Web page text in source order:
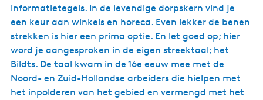
informatietegels. In de levendige dorpskern vind je
een keur aan winkels en horeca. Even lekker de benen
strekken is hier een prima optie. En let goed op; hier
word je aangesproken in de eigen streektaal; het
Bildts. De taal kwam in de 16e eeuw mee met de
Noord- en Zuid-Hollandse arbeiders die hielpen met
het inpolderen van het gebied en vermengd met het